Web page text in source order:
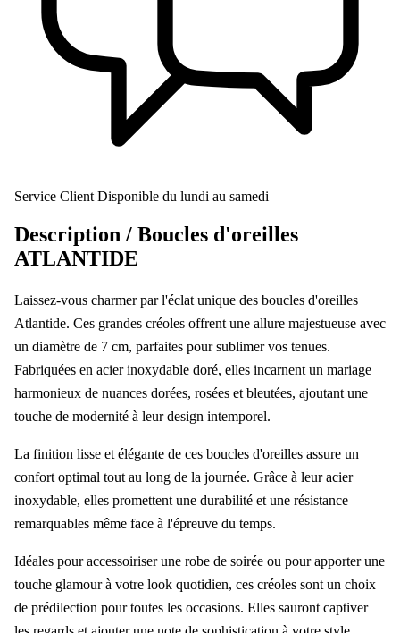
Service Client Disponible du lundi au samedi
Description / Boucles d'oreilles
ATLANTIDE
Laissez-vous charmer par l'éclat unique des boucles d'oreilles
Atlantide. Ces grandes créoles offrent une allure majestueuse avec
un diamètre de 7 cm, parfaites pour sublimer vos tenues.
Fabriquées en acier inoxydable doré, elles incarnent un mariage
harmonieux de nuances dorées, rosées et bleutées, ajoutant une
touche de modernité à leur design intemporel.
La finition lisse et élégante de ces boucles d'oreilles assure un
confort optimal tout au long de la journée. Grâce à leur acier
inoxydable, elles promettent une durabilité et une résistance
remarquables même face à l'épreuve du temps.
Idéales pour accessoiriser une robe de soirée ou pour apporter une
touche glamour à votre look quotidien, ces créoles sont un choix
de prédilection pour toutes les occasions. Elles sauront captiver